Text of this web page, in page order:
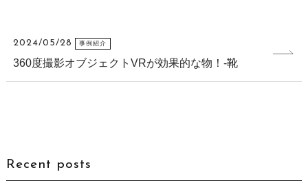
2024/05/28 事例紹介
360度撮影オブジェクトVRが効果的な物！-靴
Recent posts